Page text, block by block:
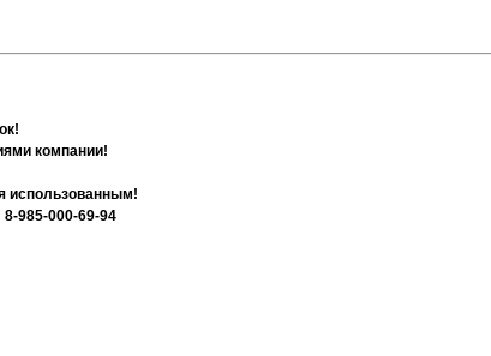
компании!
использованным!
985-000-69-94